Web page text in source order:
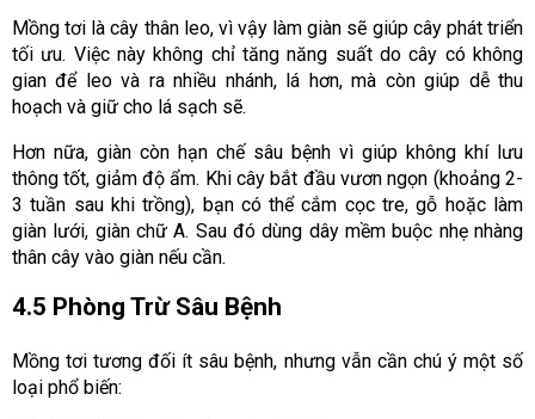
Mồng tơi là cây thân leo, vì vậy làm giàn sẽ giúp cây phát triển
tối ưu. Việc này không chỉ tăng năng suất do cây có không
gian để leo và ra nhiều nhánh, lá hơn, mà còn giúp dễ thu
hoạch và giữ cho lá sạch sẽ.
Hơn nữa, giàn còn hạn chế sâu bệnh vì giúp không khí lưu
thông tốt, giảm độ ẩm. Khi cây bắt đầu vươn ngọn (khoảng 2-
3 tuần sau khi trồng), bạn có thể cắm cọc tre, gỗ hoặc làm
giàn lưới, giàn chữ A. Sau đó dùng dây mềm buộc nhẹ nhàng
thân cây vào giàn nếu cần.
4.5 Phòng Trừ Sâu Bệnh
Mồng tơi tương đối ít sâu bệnh, nhưng vẫn cần chú ý một số
loại phổ biến: